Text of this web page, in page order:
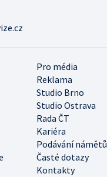
Pro média
Reklama
Studio Brno
Studio Ostrava
Rada ČT
Kariéra
Podávání námětů
Časté dotazy
Kontakty